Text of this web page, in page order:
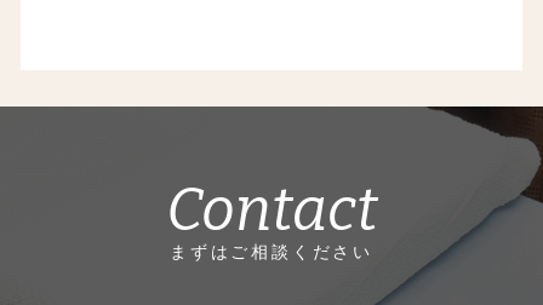
Contact
まずはご相談ください